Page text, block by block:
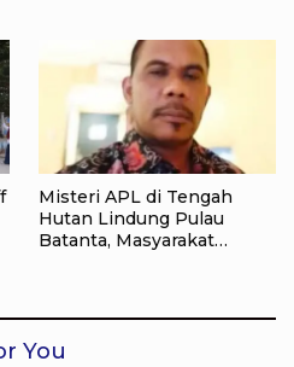
Misteri APL di Tengah
Hutan Lindung Pulau
Batanta, Masyarakat
You